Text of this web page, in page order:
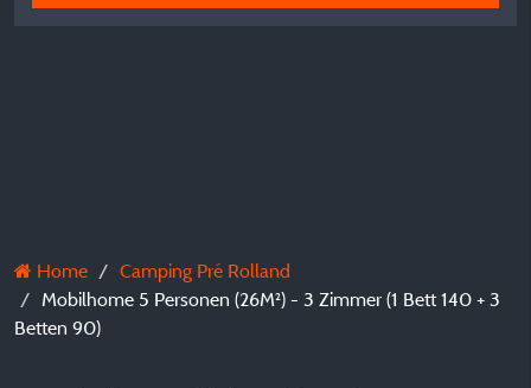
Home
Camping Pré Rolland
Mobilhome 5 Personen (26M²) - 3 Zimmer (1 Bett 140 + 3
Betten 90)